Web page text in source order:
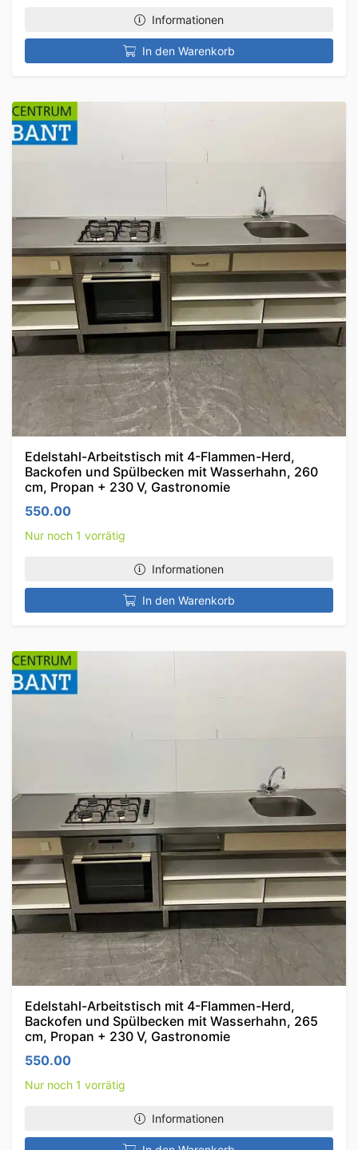
Informationen
In den Warenkorb
Edelstahl-Arbeitstisch mit 4-Flammen-Herd,
Backofen und Spülbecken mit Wasserhahn, 260
cm, Propan + 230 V, Gastronomie
550.00
Nur noch 1 vorrätig
Informationen
In den Warenkorb
Edelstahl-Arbeitstisch mit 4-Flammen-Herd,
Backofen und Spülbecken mit Wasserhahn, 265
cm, Propan + 230 V, Gastronomie
550.00
Nur noch 1 vorrätig
Informationen